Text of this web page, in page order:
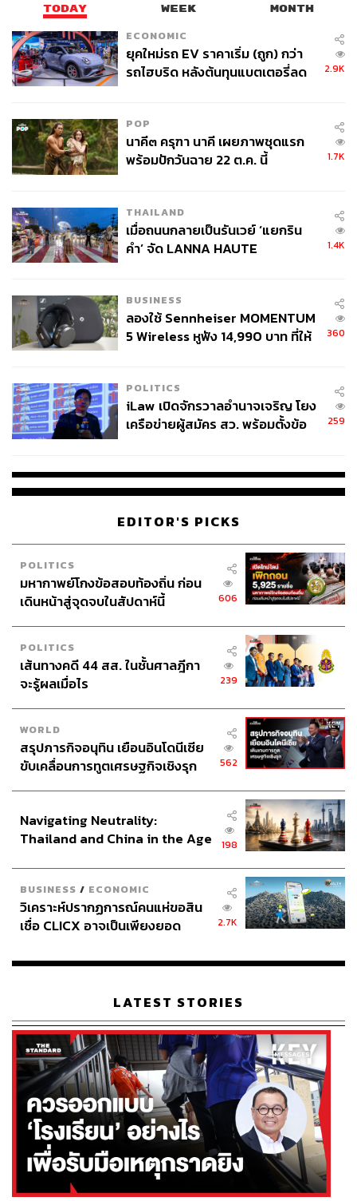
TODAY WEEK MONTH
ECONOMIC
ยุคใหม่รถ EV ราคาเริ่ม (ถูก) กว่า
รถไฮบริด หลังต้นทุนแบตเตอรี่ลด
2.9K
POP
นาคี๓ ครุฑา นาคี เผยภาพชุดแรก
พร้อมปักวันฉาย 22 ต.ค. นี้
1.7K
THAILAND
เมื่อถนนกลายเป็นรันเวย์ ‘แยกริน
คำ’ จัด LANNA HAUTE
1.4K
BUSINESS
ลองใช้ Sennheiser MOMENTUM
5 Wireless หูฟัง 14,990 บาท ที่ให้
360
POLITICS
iLaw เปิดจักรวาลอำนาจเจริญ โยง
เครือข่ายผู้สมัคร สว. พร้อมตั้งข้อ
259
EDITOR'S PICKS
POLITICS
มหากาพย์โกงข้อสอบท้องถิ่น ก่อน
เดินหน้าสู่จุดจบในสัปดาห์นี้
606
POLITICS
เส้นทางคดี 44 สส. ในชั้นศาลฎีกา
จะรู้ผลเมื่อไร
239
WORLD
สรุปภารกิจอนุทิน เยือนอินโดนีเซีย
ขับเคลื่อนการทูตเศรษฐกิจเชิงรุก
562
Navigating Neutrality:
Thailand and China in the Age
198
BUSINESS / ECONOMIC
วิเคราะห์ปรากฏการณ์คนแห่ขอสิน
เชื่อ CLICX อาจเป็นเพียงยอด
เรือนไทยที่ถูกซุกไว้
2.7K
LATEST STORIES